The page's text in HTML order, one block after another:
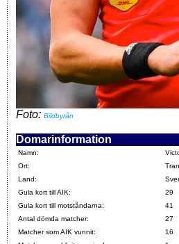
Foto: Bildbyrån
Domarinformation
Namn:
Ort:
Land:
Gula kort till AIK:
29
Gula kort till motståndarna:
41
Antal dömda matcher:
27
Matcher som AIK vunnit:
16